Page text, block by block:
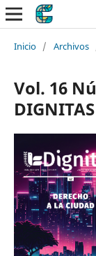
Inicio / Archivos
Vol. 16